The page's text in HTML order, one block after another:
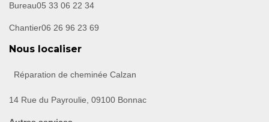
Bureau05 33 06 22 34
Chantier06 26 96 23 69
Nous localiser
Réparation de cheminée Calzan
14 Rue du Payroulie, 09100 Bonnac